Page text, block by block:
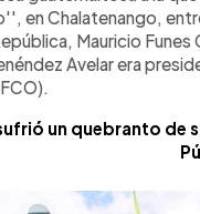
en Chalatenango,
Mauricio Funes
Avelar era
un quebranto de